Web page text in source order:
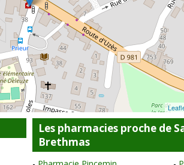
Les pharmacies proche de
Brethmas